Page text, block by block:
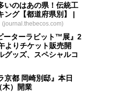
いのはあの県！伝統工
ング【都道府県別】 |
(journal.thebecos.com)
ーターラビット™展』2
よりチケット販売開
ッズ、スペシャルコ
京都 岡崎別邸』本日
木）開業